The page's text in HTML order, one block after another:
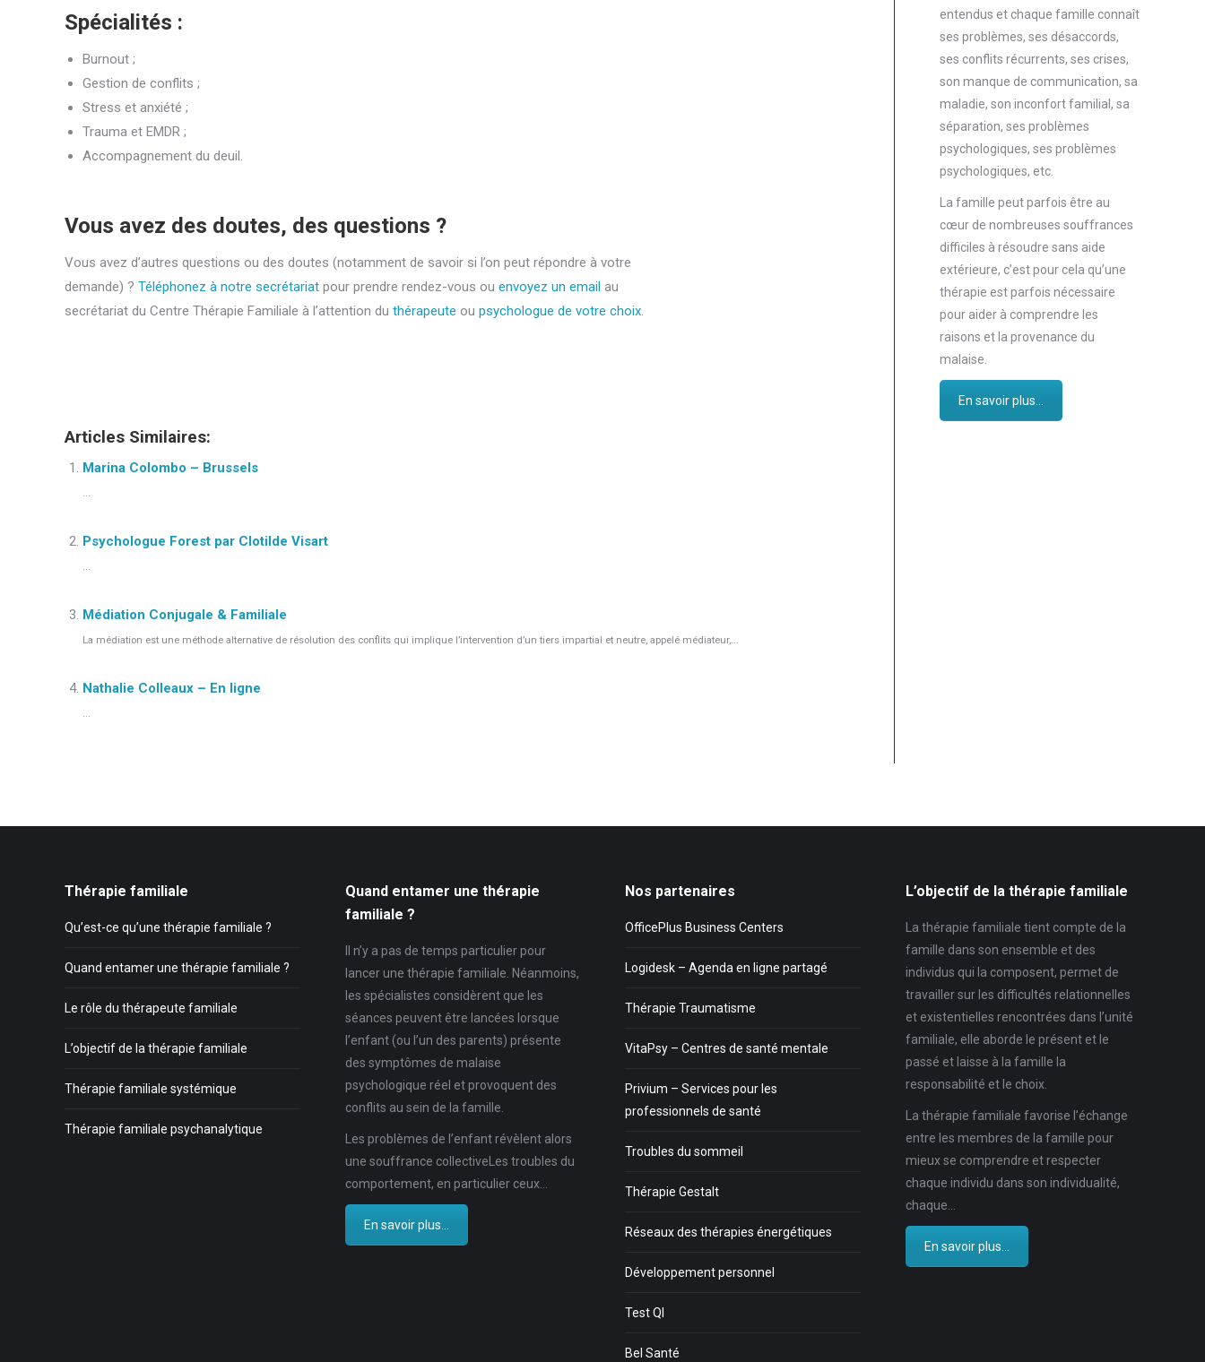
Spécialités :
Burnout ;
Gestion de conflits ;
Stress et anxiété ;
Trauma et EMDR ;
Accompagnement du deuil.
Vous avez des doutes, des questions ?
Vous avez d’autres questions ou des doutes (notamment de savoir si l’on peut répondre à votre
demande) ? Téléphonez à notre secrétariat pour prendre rendez-vous ou envoyez un email au
secrétariat du Centre Thérapie Familiale à l’attention du thérapeute ou psychologue de votre choix.
Articles Similaires:
Marina Colombo – Brussels
...
Psychologue Forest par Clotilde Visart
...
Médiation Conjugale & Familiale
La médiation est une méthode alternative de résolution des conflits qui implique l’intervention d’un tiers impartial et neutre, appelé médiateur,...
Nathalie Colleaux – En ligne
...
entendus et chaque famille connaît
ses problèmes, ses désaccords,
ses conflits récurrents, ses crises,
son manque de communication, sa
maladie, son inconfort familial, sa
séparation, ses problèmes
psychologiques, ses problèmes
psychologiques, etc.
La famille peut parfois être au
cœur de nombreuses souffrances
difficiles à résoudre sans aide
extérieure, c’est pour cela qu’une
thérapie est parfois nécessaire
pour aider à comprendre les
raisons et la provenance du
malaise.
En savoir plus...
Thérapie familiale
Qu’est-ce qu’une thérapie familiale ?
Quand entamer une thérapie familiale ?
Le rôle du thérapeute familiale
L’objectif de la thérapie familiale
Thérapie familiale systémique
Thérapie familiale psychanalytique
Quand entamer une thérapie
familiale ?
Il n’y a pas de temps particulier pour
lancer une thérapie familiale. Néanmoins,
les spécialistes considèrent que les
séances peuvent être lancées lorsque
l’enfant (ou l’un des parents) présente
des symptômes de malaise
psychologique réel et provoquent des
conflits au sein de la famille.
Les problèmes de l’enfant révèlent alors
une souffrance collectiveLes troubles du
comportement, en particulier ceux…
En savoir plus...
Nos partenaires
OfficePlus Business Centers
Logidesk – Agenda en ligne partagé
Thérapie Traumatisme
VitaPsy – Centres de santé mentale
Privium – Services pour les
professionnels de santé
Troubles du sommeil
Thérapie Gestalt
Réseaux des thérapies énergétiques
Développement personnel
Test QI
Bel Santé
L’objectif de la thérapie familiale
La thérapie familiale tient compte de la
famille dans son ensemble et des
individus qui la composent, permet de
travailler sur les difficultés relationnelles
et existentielles rencontrées dans l’unité
familiale, elle aborde le présent et le
passé et laisse à la famille la
responsabilité et le choix.
La thérapie familiale favorise l’échange
entre les membres de la famille pour
mieux se comprendre et respecter
chaque individu dans son individualité,
chaque…
En savoir plus...